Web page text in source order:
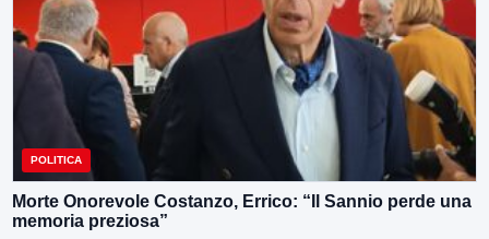
POLITICA
Morte Onorevole Costanzo, Errico: “Il Sannio perde una
memoria preziosa”